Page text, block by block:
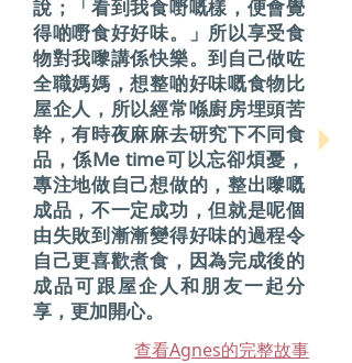
說；「看到我食嘢嘅樣，便會覺
得啲嘢食好好味。」所以享受食
物對我嚟講係快樂。到自己做咗
全職媽媽，想整啲好味嘅食物比
屋企人，所以經常喺廚房埋頭苦
幹，有時夜麻麻去研究下不同食
品，係Me time可以忘卻煩憂，
專注地做自己想做的，整出嚟嘅
成品，不一定成功，但就是呢個
由失敗到漸漸變得好味的過程令
自己更喜歡煮食，因為完成後的
成品可跟屋企人和朋友一起分
享，更加開心。
查看Agnes的完整故事